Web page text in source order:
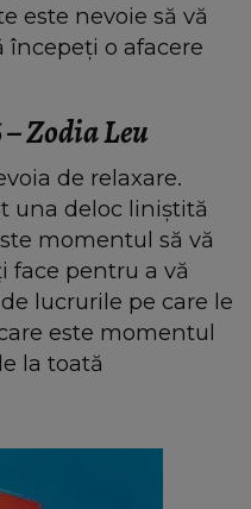
este nevoie să vă
începeți o afacere
Zodia Leu
de relaxare.
una deloc liniștită
momentul să vă
face pentru a vă
lucrurile pe care le
este momentul
la toată